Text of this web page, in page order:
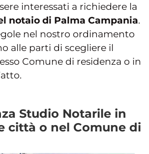
interessati a richiedere la
notaio di Palma Campania.
nel nostro ordinamento
alle parti di scegliere il
Comune di residenza o in
Studio Notarile in
città o nel Comune di